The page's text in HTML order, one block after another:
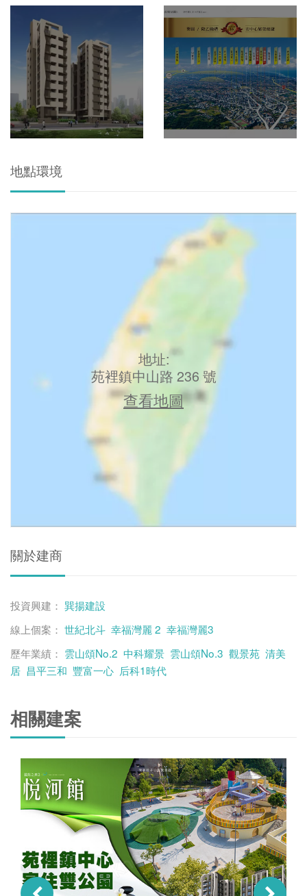
地點環境
地址:
苑裡鎮中山路 236 號
查看地圖
關於建商
投資興建： 巽揚建設
線上個案： 世紀北斗 幸福灣麗 2 幸福灣麗3
歷年業績： 雲山頌No.2 中科耀景 雲山頌No.3 觀景苑 清美
居 昌平三和 豐富一心 后科1時代
相關建案